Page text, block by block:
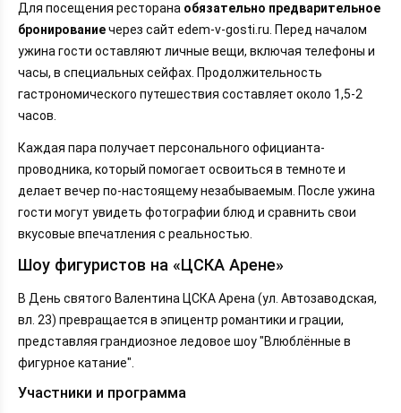
Для посещения ресторана обязательно предварительное
бронированиечерез сайт edem-v-gosti.ru. Перед началом
ужина гости оставляют личные вещи, включая телефоны и
часы, в специальных сейфах. Продолжительность
гастрономического путешествия составляет около 1,5-2
часов.
Каждая пара получает персонального официанта-
проводника, который помогает освоиться в темноте и
делает вечер по-настоящему незабываемым. После ужина
гости могут увидеть фотографии блюд и сравнить свои
вкусовые впечатления с реальностью.
Шоу фигуристов на «ЦСКА Арене»
В День святого Валентина ЦСКА Арена (ул. Автозаводская,
вл. 23) превращается в эпицентр романтики и грации,
представляя грандиозное ледовое шоу "Влюблённые в
фигурное катание".
Участники и программа